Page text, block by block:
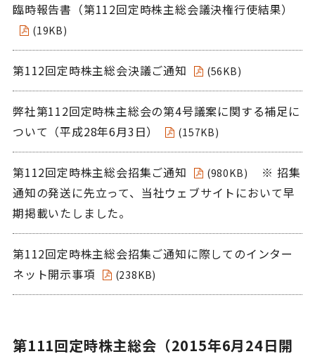
臨時報告書（第112回定時株主総会議決権行使結果）
(19KB)
第112回定時株主総会決議ご通知 (56KB)
弊社第112回定時株主総会の第4号議案に関する補足に
ついて（平成28年6月3日）
(157KB)
第112回定時株主総会招集ご通知 (980KB)
※ 招集
通知の発送に先立って、当社ウェブサイトにおいて早
期掲載いたしました。
第112回定時株主総会招集ご通知に際してのインター
ネット開示事項
(238KB)
第111回定時株主総会（2015年6月24日開